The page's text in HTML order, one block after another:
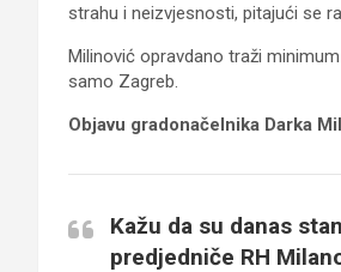
strahu i neizvjesnosti, pitajući se
Milinović opravdano traži
samo Zagreb.
Objavu gradonačelnika Darka
Kažu da su danas
predjedniče RH